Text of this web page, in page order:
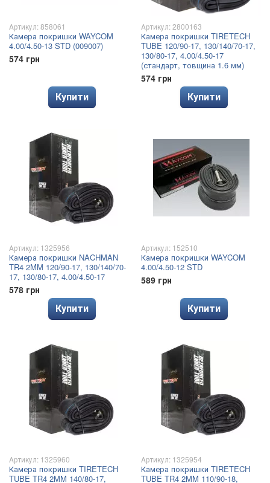
Артикул: 858061
Камера покришки WAYCOM
4.00/4.50-13 STD (009007)
574 грн
Купити
Артикул: 2800163
Камера покришки TIRETECH
TUBE 120/90-17, 130/140/70-17,
130/80-17, 4.00/4.50-17
(стандарт, товщина 1.6 мм)
574 грн
Купити
Артикул: 1325956
Камера покришки NACHMAN
TR4 2MM 120/90-17, 130/140/70-
17, 130/80-17, 4.00/4.50-17
578 грн
Купити
Артикул: 152510
Камера покришки WAYCOM
4.00/4.50-12 STD
589 грн
Купити
Артикул: 1325960
Камера покришки TIRETECH
TUBE TR4 2MM 140/80-17,
Артикул: 1325954
Камера покришки TIRETECH
TUBE TR4 2MM 110/90-18,